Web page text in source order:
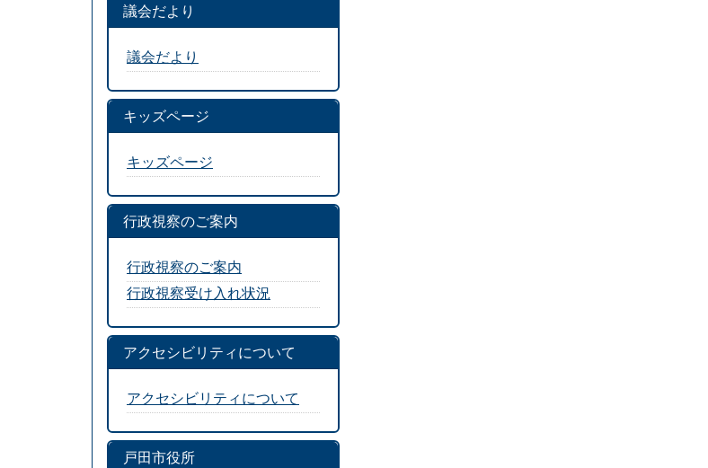
議会だより
議会だより
キッズページ
キッズページ
行政視察のご案内
行政視察のご案内
行政視察受け入れ状況
アクセシビリティについて
アクセシビリティについて
戸田市役所